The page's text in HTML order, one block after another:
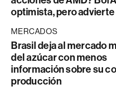
optimista, pero
MERCADOS
Brasil deja al mercado
del azúcar con menos
información sobre su
producción